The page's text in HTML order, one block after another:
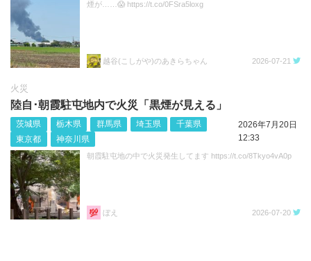
煙が……😱 https://t.co/0FSra5loxg
越谷(こしがや)のあきらちゃん 2026-07-21
火災
陸自･朝霞駐屯地内で火災「黒煙が見える」
茨城県 栃木県 群馬県 埼玉県
千葉県
東京都
神奈川県
2026年7月20日
12:33
朝霞駐屯地の中で火災発生してます https://t.co/8Tkyo4vA0p
ぼえ 2026-07-20